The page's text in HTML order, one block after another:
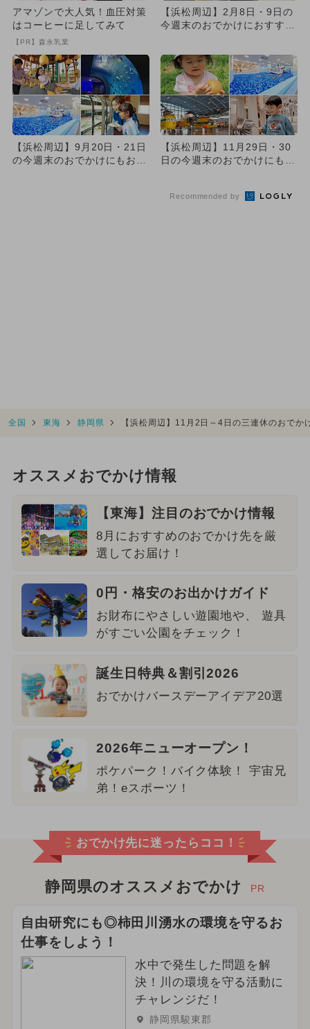
アマゾンで大人気！血圧対策
はコーヒーに足してみて
【PR】森永乳業
【浜松周辺】2月8日・9日の
今週末のおでかけにおすす
【浜松周辺】9月20日・21日
の今週末のおでかけにもおす
【浜松周辺】11月29日・30
日の今週末のおでかけにもお
Recommended by
全国 東海 静岡県 【浜松周辺】11月2日～4日の三連休のおで
オススメおでかけ情報
【東海】注目のおでかけ情報
8月におすすめのおでかけ先を厳
選してお届け！
0円・格安のお出かけガイド
お財布にやさしい遊園地や、 遊具
がすごい公園をチェック！
誕生日特典＆割引2026
おでかけバースデーアイデア20選
2026年ニューオープン！
ポケパーク！バイク体験！ 宇宙兄
弟！eスポーツ！
おでかけ先に迷ったらココ！
静岡県のオススメおでかけ PR
自由研究にも◎柿田川湧水の環境を守るお
仕事をしよう！
水中で発生した問題を解
決！川の環境を守る活動に
チャレンジだ！
静岡県駿東郡